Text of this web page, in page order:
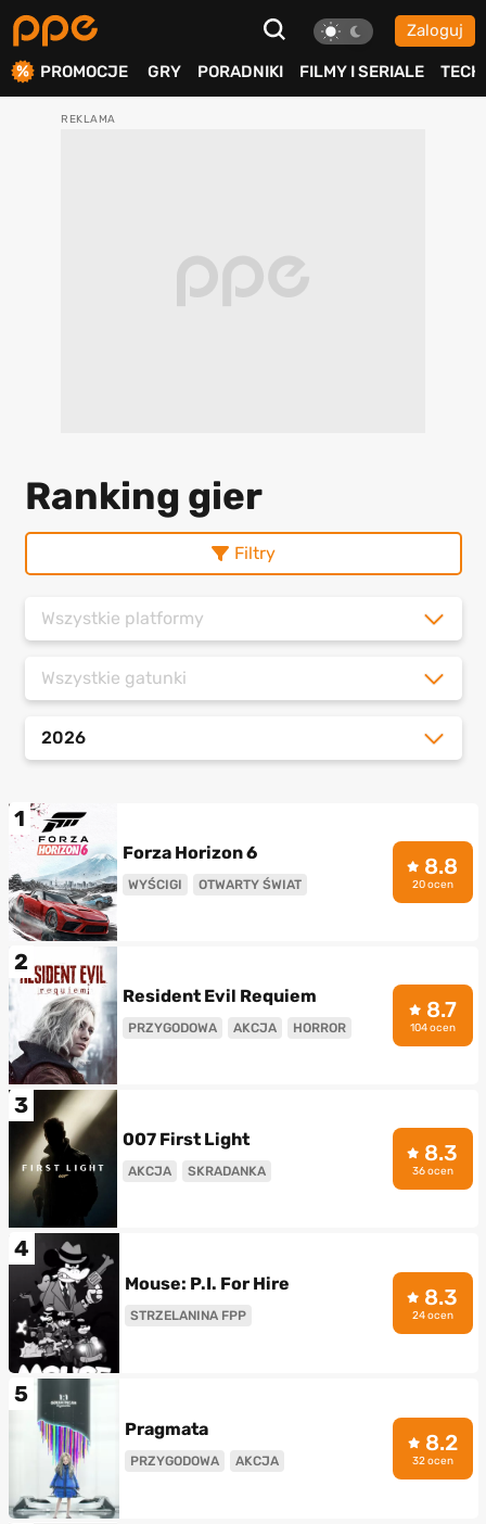
Zaloguj
PROMOCJE GRY PORADNIKI FILMY I SERIALE TECH
Ranking gier
Filtry
Wszystkie platformy
Wszystkie gatunki
2026
1
Forza Horizon 6
WYŚCIGI OTWARTY ŚWIAT
8.8
20 ocen
2
Resident Evil Requiem
PRZYGODOWA AKCJA HORROR
8.7
104 ocen
3
007 First Light
AKCJA SKRADANKA
8.3
36 ocen
4
Mouse: P.I. For Hire
STRZELANINA FPP
8.3
24 ocen
5
Pragmata
PRZYGODOWA AKCJA
8.2
32 ocen